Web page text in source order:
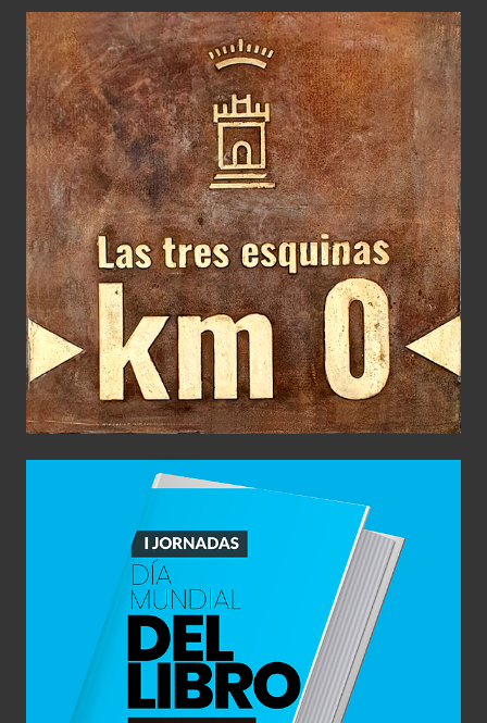
Placa Km0
Diseño de Producto
Día Internacional del Libro
Diseño Gráfico Editorial